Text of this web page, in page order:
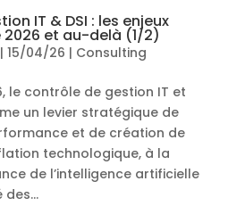
IT & DSI : les enjeux
et au-delà (1/2)
| 15/04/26 | Consulting
le contrôle de gestion IT et
un levier stratégique de
et de création de
technologique, à la
de l’intelligence artificielle